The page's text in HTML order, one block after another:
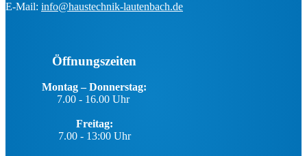
E-Mail: info@haustechnik-lautenbach.de
Öffnungszeiten
Montag – Donnerstag:
7.00 - 16.00 Uhr
Freitag:
7.00 - 13:00 Uhr